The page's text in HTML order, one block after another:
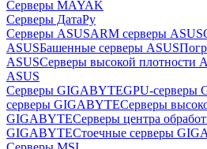
Серверы MAYAK
Серверы ДатаРу
Серверы ASUSARM серверы ASUS
ASUSБашенные серверы ASUS
ASUSСерверы высокой плотности
ASUS
Серверы GIGABYTEGPU-серверы
серверы GIGABYTEСерверы
GIGABYTEСерверы центра
GIGABYTEСтоечные серверы